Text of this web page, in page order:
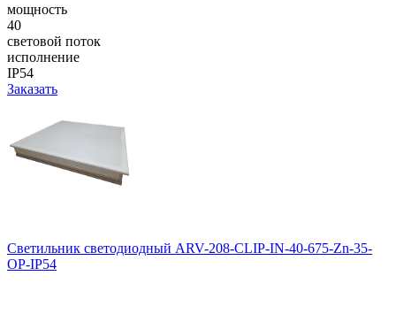
мощность
40
световой поток
исполнение
IP54
Заказать
Светильник светодиодный ARV-208-CLIP-IN-40-675-Zn-35-
OP-IP54